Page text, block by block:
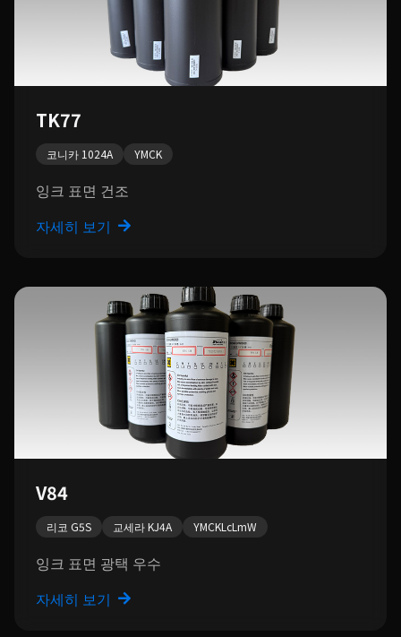
TK77
코니카 1024A YMCK
잉크 표면 건조
자세히 보기
V84
리코 G5S 교세라 KJ4A YMCKLcLmW
잉크 표면 광택 우수
자세히 보기